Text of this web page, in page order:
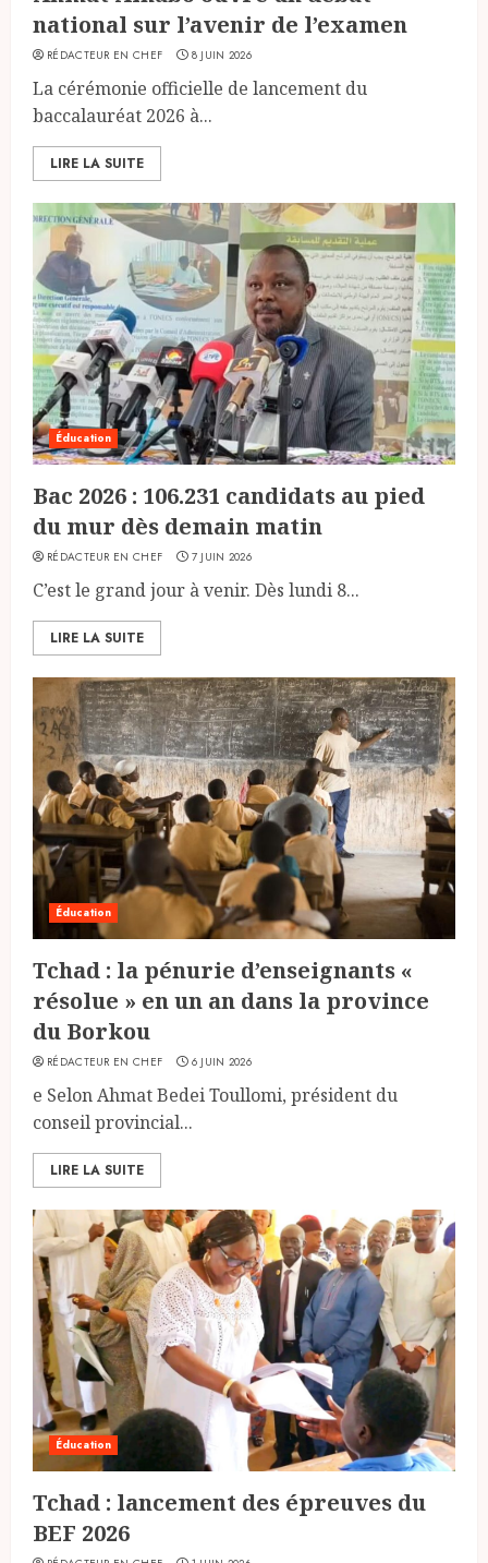
national sur l’avenir de l’examen
RÉDACTEUR EN CHEF 8 JUIN 2026
La cérémonie officielle de lancement du
baccalauréat 2026 à...
LIRE LA SUITE
Éducation
Bac 2026 : 106.231 candidats au pied
du mur dès demain matin
RÉDACTEUR EN CHEF 7 JUIN 2026
C’est le grand jour à venir. Dès lundi 8...
LIRE LA SUITE
Éducation
Tchad : la pénurie d’enseignants «
résolue » en un an dans la province
du Borkou
RÉDACTEUR EN CHEF 6 JUIN 2026
e Selon Ahmat Bedei Toullomi, président du
conseil provincial...
LIRE LA SUITE
Éducation
Tchad : lancement des épreuves du
BEF 2026